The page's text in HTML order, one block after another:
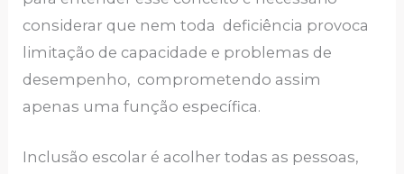
considerar que nem toda deficiência provoca
limitação de capacidade e problemas de
desempenho, comprometendo assim
apenas uma função específica.
Inclusão escolar é acolher todas as pessoas,